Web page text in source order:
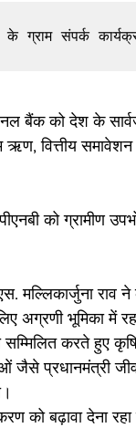
ग्राम संपर्क
को देश के
वित्तीय
को ग्रामीण
मल्लिकार्जुना राव
अग्रणी भूमिका में
करते हुए
प्रधानमंत्री जीवन
को बढ़ावा देना